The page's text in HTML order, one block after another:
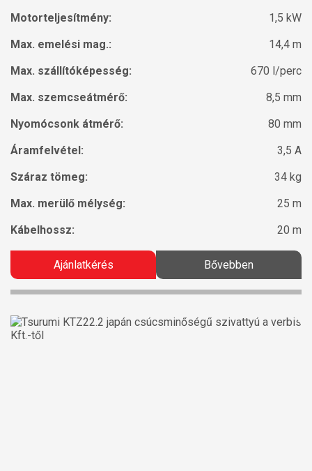
Motorteljesítmény:
1,5 kW
Max. emelési mag.:
14,4 m
Max. szállítóképesség:
670 l/perc
Max. szemcseátmérő:
8,5 mm
Nyomócsonk átmérő:
80 mm
Áramfelvétel:
3,5 A
Száraz tömeg:
34 kg
Max. merülő mélység:
25 m
Kábelhossz:
20 m
Ajánlatkérés Bővebben